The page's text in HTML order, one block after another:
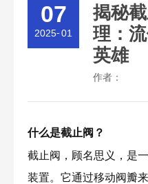
07
2025-01
揭秘
理：
英雄
作者：
什么是截止阀？
截止阀，顾名思义，是
装置。它通过移动阀瓣